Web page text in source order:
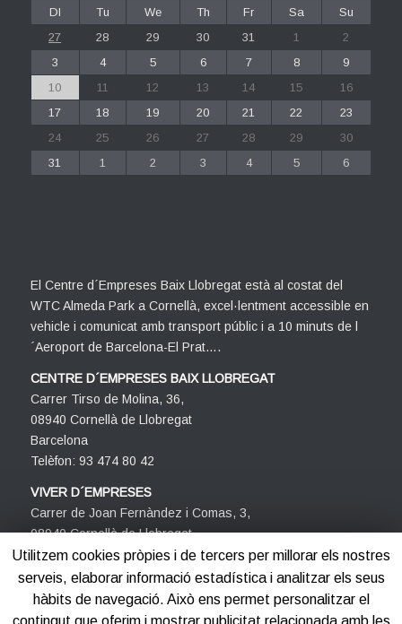
Dl
Tu We Th Fr Sa
Su
27
28 29 30 31 1
2
3
4 5 6 7 8
9
10
11 12 13 14 15
16
17
18 19 20 21 22
23
24
25 26 27 28 29
30
31
1 2 3 4 5 6
El Centre d´Empreses Baix Llobregat està al costat del
WTC Almeda Park a Cornellà, excel·lentment accessible en
vehicle i comunicat amb transport públic i a 10 minuts de l
´Aeroport de Barcelona-El Prat….
CENTRE D´EMPRESES BAIX LLOBREGAT
Carrer Tirso de Molina, 36,
08940 Cornellà de Llobregat
Barcelona
Telèfon: 93 474 80 42
VIVER D´EMPRESES
Carrer de Joan Fernàndez i Comas, 3,
08940 Cornellà de Llobregat
Barcelona
Telèfon: 93 474 80 42
Utilitzem cookies pròpies i de tercers per millorar els nostres
serveis, elaborar informació estadística i analitzar els seus
hàbits de navegació. Això ens permet personalitzar el